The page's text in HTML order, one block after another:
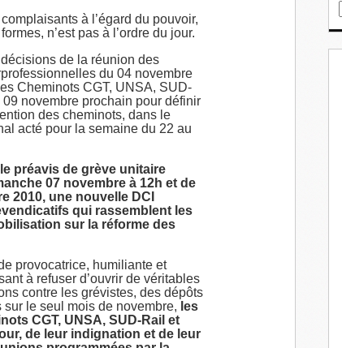
à l’égard du pouvoir,
n’est pas à l’ordre du jour.
de la réunion des
du 04 novembre
Cheminots CGT, UNSA, SUD-
novembre prochain pour définir
des cheminots, dans le
acté pour la semaine du 22 au
préavis de grève unitaire
07 novembre à 12h et de
2010, une nouvelle DCI
qui rassemblent les
sur la réforme des
provocatrice, humiliante et
à refuser d’ouvrir de véritables
contre les grévistes, des dépôts
le seul mois de novembre, les
CGT, UNSA, SUD-Rail et
de leur indignation et de leur